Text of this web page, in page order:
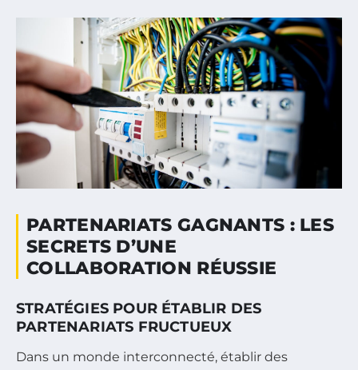
PARTENARIATS GAGNANTS : LES
SECRETS D’UNE
COLLABORATION RÉUSSIE
STRATÉGIES POUR ÉTABLIR DES
PARTENARIATS FRUCTUEUX
Dans un monde interconnecté, établir des